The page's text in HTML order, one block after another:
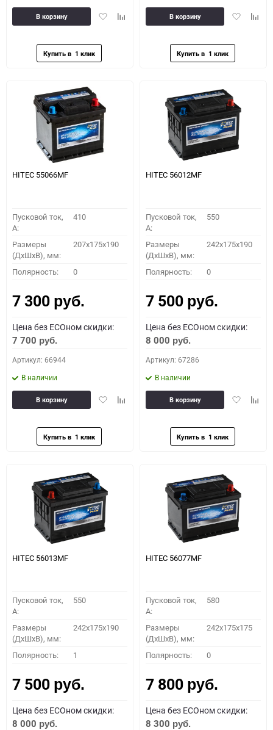
ДобавитьДобавить
В корзину
Добавить
В корзину
HITEC 55066MF
Пусковой ток,
A:
410
Размеры
(ДхШхВ), мм:
207x175x190
Полярность: 0
7 300 руб.
Цена без ECOном скидки:
7 700 руб.
Артикул: 66944
В наличии
ДобавитьДобавить
В корзину
HITEC 56012MF
Пусковой ток,
A:
550
Размеры
(ДхШхВ), мм:
242x175x190
Полярность: 0
7 500 руб.
Цена без ECOном скидки:
8 000 руб.
Артикул: 67286
В наличии
Добавить
В корзину
HITEC 56013MF
Пусковой ток,
A:
550
Размеры
(ДхШхВ), мм:
242x175x190
Полярность: 1
7 500 руб.
Цена без ECOном скидки:
8 000 руб.
HITEC 56077MF
Пусковой ток,
A:
580
Размеры
(ДхШхВ), мм:
242x175x175
Полярность: 0
7 800 руб.
Цена без ECOном скидки:
8 300 руб.